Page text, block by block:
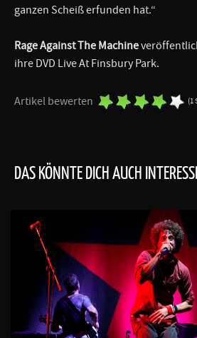
ganzen Scheiß erfunden hat.“
Rage Against The Machine
ihre DVD Live At Finsbury Park.
Artikel bewerten (1
DAS KÖNNTE DICH AUCH